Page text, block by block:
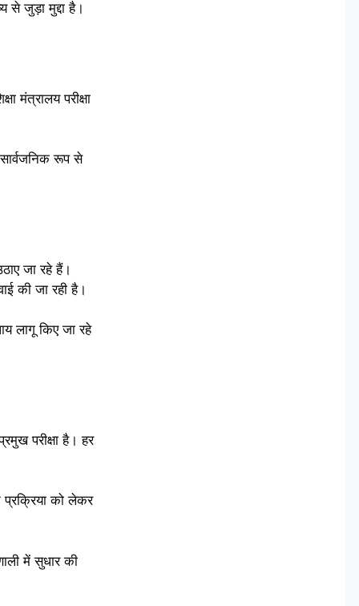
से जुड़ा मुद्दा है।
मंत्रालय परीक्षा
रूप से
जा रहे हैं।
की जा रही है।
लागू किए जा रहे
परीक्षा है। हर
प्रक्रिया को लेकर
में सुधार की